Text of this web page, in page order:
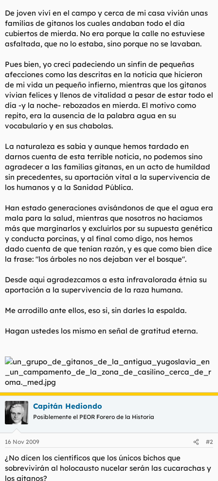
De joven viví en el campo y cerca de mi casa vivián unas
familias de gitanos los cuales andaban todo el dia
cubiertos de mierda. No era porque la calle no estuviese
asfaltada, que no lo estaba, sino porque no se lavaban.
Pues bien, yo crecí padeciendo un sinfin de pequeñas
afecciones como las descritas en la noticia que hicieron
de mi vida un pequeño infierno, mientras que los gitanos
vivian felices y llenos de vitalidad a pesar de estar todo el
día -y la noche- rebozados en mierda. El motivo como
repito, era la ausencia de la palabra agua en su
vocabularío y en sus chabolas.
La naturaleza es sabia y aunque hemos tardado en
darnos cuenta de esta terrible noticia, no podemos sino
agradecer a las familias gitanas, en un acto de humildad
sin precedentes, su aportación vital a la supervivencia de
los humanos y a la Sanidad Pública.
Han estado generaciones avisándonos de que el agua era
mala para la salud, mientras que nosotros no haciamos
más que marginarlos y excluirlos por su supuesta genética
y conducta porcinas, y al final como digo, nos hemos
dado cuenta de que tenían razón, y es que como bien dice
la frase: "los árboles no nos dejaban ver el bosque".
Desde aqui agradezcamos a esta infravalorada étnia su
aportación a la supervivencia de la raza humana.
Me arrodillo ante ellos, eso si, sin darles la espalda.
Hagan ustedes los mismo en señal de gratitud eterna.
Capitán Hediondo
Posiblemente el PEOR Forero de la Historia
16 Nov 2009 #2
¿No dicen los científicos que los únicos bichos que
sobrevivirán al holocausto nucelar serán las cucarachas y
los gitanos?